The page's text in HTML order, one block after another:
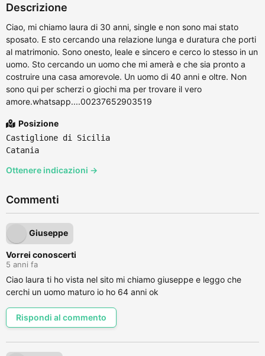
Descrizione
Ciao, mi chiamo laura di 30 anni, single e non sono mai stato
sposato. E sto cercando una relazione lunga e duratura che porti
al matrimonio. Sono onesto, leale e sincero e cerco lo stesso in un
uomo. Sto cercando un uomo che mi amerà e che sia pronto a
costruire una casa amorevole. Un uomo di 40 anni e oltre. Non
sono qui per scherzi o giochi ma per trovare il vero
amore.whatsapp....00237652903519
Posizione
Castiglione di Sicilia
Catania
Ottenere indicazioni →
Commenti
Giuseppe
Vorrei conoscerti
5 anni fa
Ciao laura ti ho vista nel sito mi chiamo giuseppe e leggo che
cerchi un uomo maturo io ho 64 anni ok
Rispondi al commento